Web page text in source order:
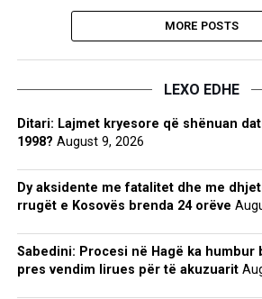
MORE POSTS
LEXO EDHE
Ditari: Lajmet kryesore që shënuan
1998? August 9, 2026
Dy aksidente me fatalitet dhe me
rrugët e Kosovës brenda 24 orëve
Sabedini: Procesi në Hagë ka humbur
pres vendim lirues për të akuzuarit